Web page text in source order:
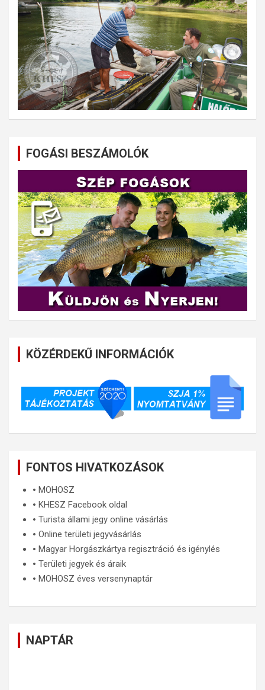
FOGÁSI BESZÁMOLÓK
KÖZÉRDEKŰ INFORMÁCIÓK
FONTOS HIVATKOZÁSOK
🞄 MOHOSZ
🞄 KHESZ Facebook oldal
🞄 Turista állami jegy online vásárlás
🞄 Online területi jegyvásárlás
🞄 Magyar Horgászkártya regisztráció és igénylés
🞄 Területi jegyek és áraik
🞄 MOHOSZ éves versenynaptár
NAPTÁR